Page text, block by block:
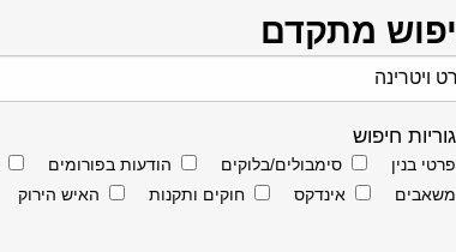
מתקדם
חיפוש
פרטי בנין סימבולים/בלוקים הודעות בפורומים
משאבים
אינדקס חוקים ותקנות האיש הירוק